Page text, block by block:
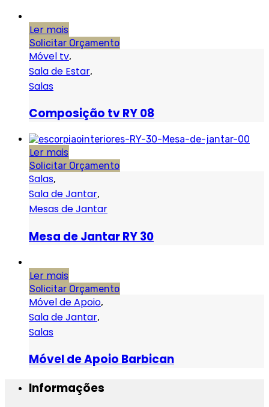
Ler mais
Solicitar Orçamento
Móvel tv,
Sala de Estar,
Salas
Composição tv RY 08
Ler mais
Solicitar Orçamento
Salas,
Sala de Jantar,
Mesas de Jantar
Mesa de Jantar RY 30
Ler mais
Solicitar Orçamento
Móvel de Apoio,
Sala de Jantar,
Salas
Móvel de Apoio Barbican
Informações